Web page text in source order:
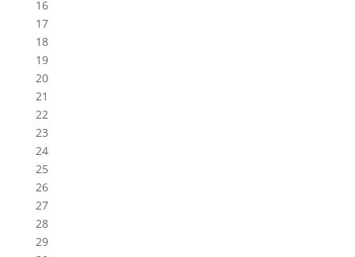
16
17
18
19
20
21
22
23
24
25
26
27
28
29